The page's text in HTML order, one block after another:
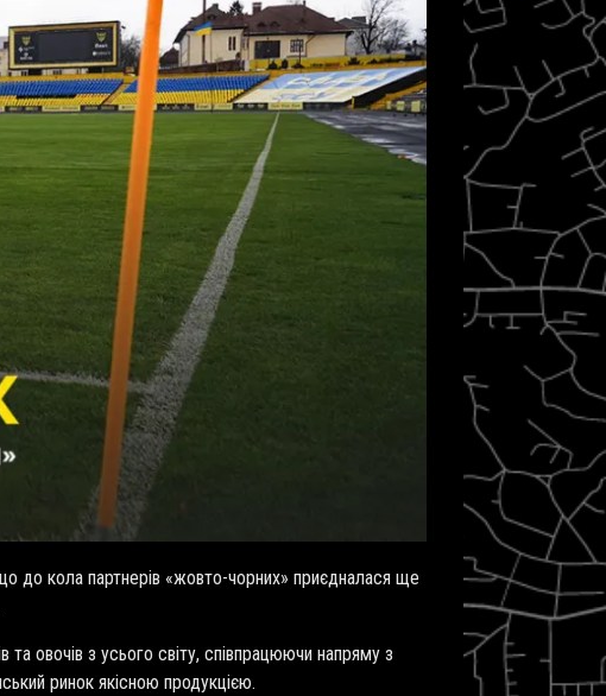
до кола партнерів «жовто-чорних» приєдналася ще
овочів з усього світу, співпрацюючи напряму з
ринок якісною продукцією.